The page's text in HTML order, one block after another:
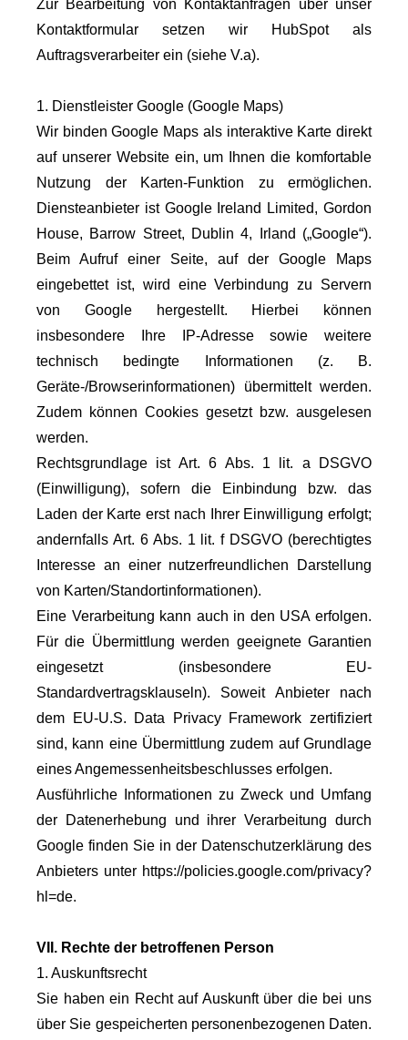
Zur Bearbeitung von Kontaktanfragen über unser
Kontaktformular setzen wir HubSpot als
Auftragsverarbeiter ein (siehe V.a).
1. Dienstleister Google (Google Maps)
Wir binden Google Maps als interaktive Karte direkt
auf unserer Website ein, um Ihnen die komfortable
Nutzung der Karten-Funktion zu ermöglichen.
Diensteanbieter ist Google Ireland Limited, Gordon
House, Barrow Street, Dublin 4, Irland („Google“).
Beim Aufruf einer Seite, auf der Google Maps
eingebettet ist, wird eine Verbindung zu Servern
von Google hergestellt. Hierbei können
insbesondere Ihre IP-Adresse sowie weitere
technisch bedingte Informationen (z. B.
Geräte-/Browserinformationen) übermittelt werden.
Zudem können Cookies gesetzt bzw. ausgelesen
werden.
Rechtsgrundlage ist Art. 6 Abs. 1 lit. a DSGVO
(Einwilligung), sofern die Einbindung bzw. das
Laden der Karte erst nach Ihrer Einwilligung erfolgt;
andernfalls Art. 6 Abs. 1 lit. f DSGVO (berechtigtes
Interesse an einer nutzerfreundlichen Darstellung
von Karten/Standortinformationen).
Eine Verarbeitung kann auch in den USA erfolgen.
Für die Übermittlung werden geeignete Garantien
eingesetzt (insbesondere EU-
Standardvertragsklauseln). Soweit Anbieter nach
dem EU-U.S. Data Privacy Framework zertifiziert
sind, kann eine Übermittlung zudem auf Grundlage
eines Angemessenheitsbeschlusses erfolgen.
Ausführliche Informationen zu Zweck und Umfang
der Datenerhebung und ihrer Verarbeitung durch
Google finden Sie in der Datenschutzerklärung des
Anbieters unter https://policies.google.com/privacy?
hl=de.
VII. Rechte der betroffenen Person
1. Auskunftsrecht
Sie haben ein Recht auf Auskunft über die bei uns
über Sie gespeicherten personenbezogenen Daten.